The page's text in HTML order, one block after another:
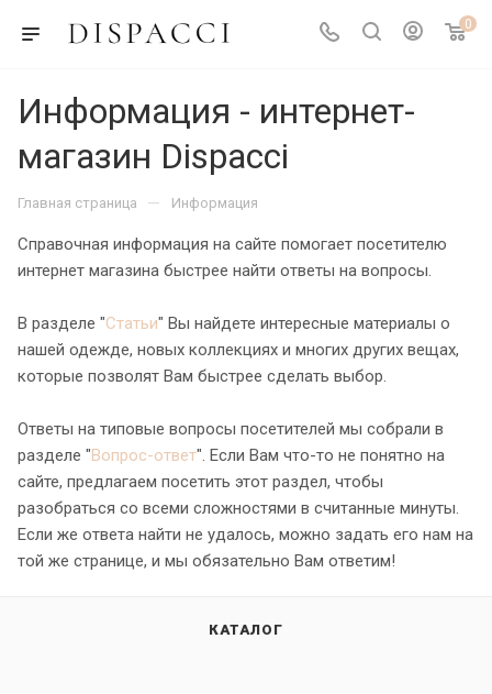
0
Информация - интернет-
магазин Dispacci
Главная страница — Информация
Справочная информация на сайте помогает посетителю
интернет магазина быстрее найти ответы на вопросы.
В разделе "Статьи" Вы найдете интересные материалы о
нашей одежде, новых коллекциях и многих других вещах,
которые позволят Вам быстрее сделать выбор.
Ответы на типовые вопросы посетителей мы собрали в
разделе "Вопрос-ответ". Если Вам что-то не понятно на
сайте, предлагаем посетить этот раздел, чтобы
разобраться со всеми сложностями в считанные минуты.
Если же ответа найти не удалось, можно задать его нам на
той же странице, и мы обязательно Вам ответим!
КАТАЛОГ